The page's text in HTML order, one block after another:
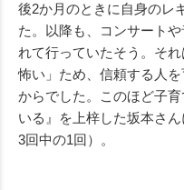
後2か月のときに自身のレ
た。以降も、コンサート
れて行っていたそう。そ
怖い」ため、信頼する人
からでした。このほど子
いる』を上梓した坂本さ
3回中の1回）。